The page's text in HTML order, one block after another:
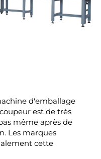
d'emballage
est de très
même après de
Les marques
cette